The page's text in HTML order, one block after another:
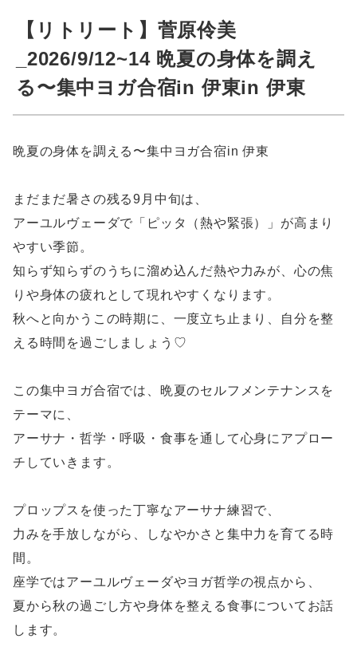
【リトリート】菅原伶美
_2026/9/12~14 晩夏の身体を調え
る〜集中ヨガ合宿in 伊東in 伊東
晩夏の身体を調える〜集中ヨガ合宿in 伊東
まだまだ暑さの残る9月中旬は、
アーユルヴェーダで「ピッタ（熱や緊張）」が高まり
やすい季節。
知らず知らずのうちに溜め込んだ熱や力みが、心の焦
りや身体の疲れとして現れやすくなります。
秋へと向かうこの時期に、一度立ち止まり、自分を整
える時間を過ごしましょう♡
この集中ヨガ合宿では、晩夏のセルフメンテナンスを
テーマに、
アーサナ・哲学・呼吸・食事を通して心身にアプロー
チしていきます。
プロップスを使った丁寧なアーサナ練習で、
力みを手放しながら、しなやかさと集中力を育てる時
間。
座学ではアーユルヴェーダやヨガ哲学の視点から、
夏から秋の過ごし方や身体を整える食事についてお話
します。